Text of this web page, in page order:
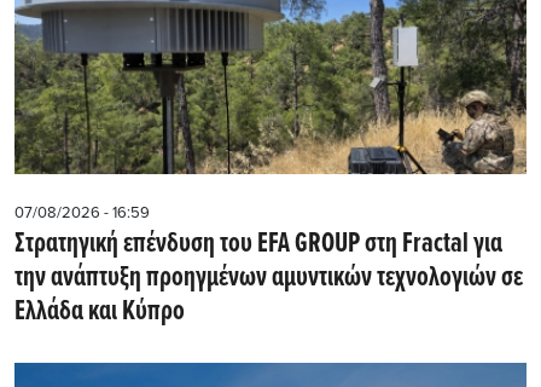
07/08/2026 - 16:59
Στρατηγική επένδυση του EFA GROUP στη Fractal για
την ανάπτυξη προηγμένων αμυντικών τεχνολογιών σε
Ελλάδα και Κύπρο